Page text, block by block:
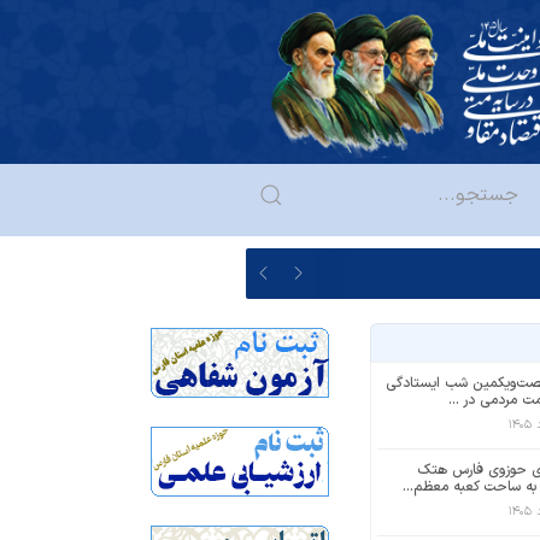
شب ایستادگی
مردمی در ...
حوزوی فارس هتک
ساحت کعبه معظم...